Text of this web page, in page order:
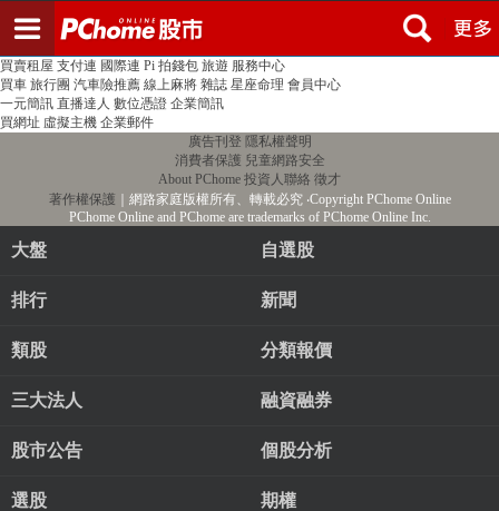
PChome首頁 線上購物 24h購物 書店
買賣租屋 支付連 國際連 Pi 拍錢包 旅遊 服務中心
買車 旅行團 汽車險推薦 線上麻將 雜誌 星座命理 會員中心
一元簡訊 直播達人 數位憑證 企業簡訊
買網址 虛擬主機 企業郵件
廣告刊登 隱私權聲明
消費者保護 兒童網路安全
About PChome 投資人聯絡 徵才
著作權保護 ｜網路家庭版權所有、轉載必究‧Copyright PChome Online
PChome Online and PChome are trademarks of PChome Online Inc.
大盤 自選股
排行 新聞
類股 分類報價
三大法人 融資融券
股市公告 個股分析
選股 期權